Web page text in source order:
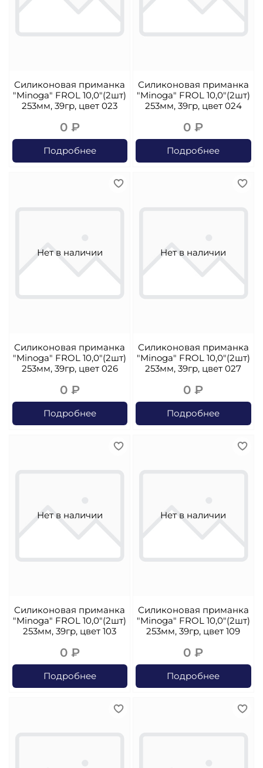
Силиконовая приманка
"Minoga" FROL 10,0"(2шт)
253мм, 39гр, цвет 023
0 ₽
Подробнее
Силиконовая приманка
"Minoga" FROL 10,0"(2шт)
253мм, 39гр, цвет 024
0 ₽
Подробнее
Нет в наличии
Силиконовая приманка
"Minoga" FROL 10,0"(2шт)
253мм, 39гр, цвет 026
0 ₽
Подробнее
Нет в наличии
Силиконовая приманка
"Minoga" FROL 10,0"(2шт)
253мм, 39гр, цвет 027
0 ₽
Подробнее
Нет в наличии
Силиконовая приманка
"Minoga" FROL 10,0"(2шт)
253мм, 39гр, цвет 103
0 ₽
Подробнее
Нет в наличии
Силиконовая приманка
"Minoga" FROL 10,0"(2шт)
253мм, 39гр, цвет 109
0 ₽
Подробнее